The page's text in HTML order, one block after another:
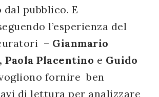
dal pubblico. E
l’esperienza del
– Gianmario
Placentino e Guido
fornire ben
di lettura per analizzare